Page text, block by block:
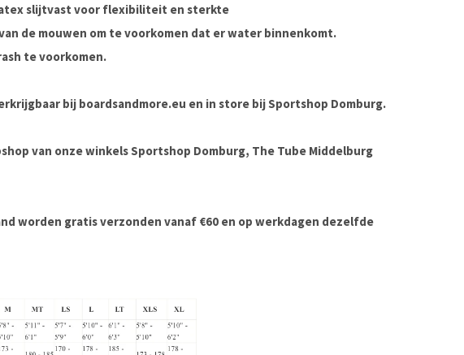
slijtvast voor flexibiliteit en sterkte
de mouwen om te voorkomen dat er water binnenkomt.
te voorkomen.
bij boardsandmore.eu en in store bij Sportshop Domburg.
van onze winkels Sportshop Domburg, The Tube Middelburg
worden gratis verzonden vanaf €60 en op werkdagen dezelfde